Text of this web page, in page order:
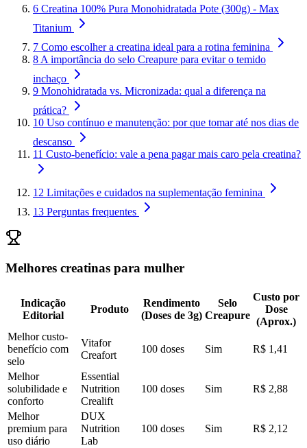
6 Creatina 100% Pura Monohidratada Pote (300g) - Max
Titanium
7 Como escolher a creatina ideal para a rotina feminina
8 A importância do selo Creapure para evitar o temido
inchaço
9 Monohidratada vs. Micronizada: qual a diferença na
prática?
10 Uso contínuo e manutenção: por que tomar até nos dias de
descanso
11 Custo-benefício: vale a pena pagar mais caro pela creatina?
12 Limitações e cuidados na suplementação feminina
13 Perguntas frequentes
Melhores creatinas para mulher
Indicação
Editorial
Produto
Rendimento
(Doses de 3g)
Selo
Creapure
Custo por
Dose
(Aprox.)
Melhor custo-
benefício com
selo
Vitafor
Creafort
100 doses Sim R$ 1,41
Melhor
solubilidade e
conforto
Essential
Nutrition
Crealift
100 doses Sim R$ 2,88
Melhor
premium para
uso diário
DUX
Nutrition
Lab
100 doses Sim R$ 2,12